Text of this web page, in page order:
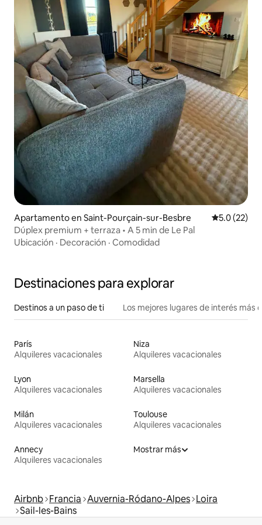
Apartamento en Saint-Pourçain-sur-Besbre Calificación
5.0 (22)
Dúplex premium + terraza • A 5 min de Le Pal
Ubicación · Decoración · Comodidad
Destinaciones para explorar
Destinos a un paso de ti Los mejores lugares de interés más
París
Alquileres vacacionales
Niza
Alquileres vacacionales
Lyon
Alquileres vacacionales
Marsella
Alquileres vacacionales
Milán
Alquileres vacacionales
Toulouse
Alquileres vacacionales
Annecy
Alquileres vacacionales
Mostrar más
Airbnb Francia Auvernia-Ródano-Alpes Loira
Sail-les-Bains